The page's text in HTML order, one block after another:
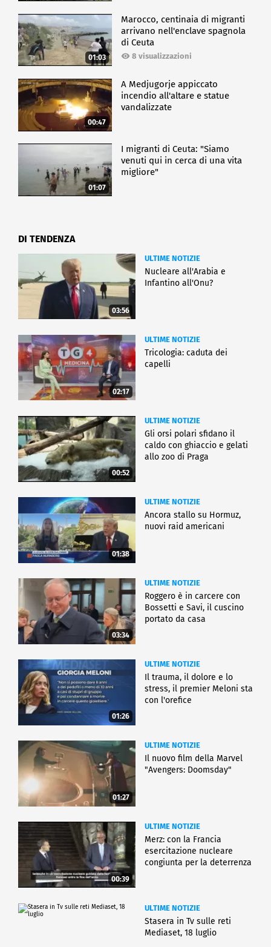
01:03
Marocco, centinaia di migranti
arrivano nell'enclave spagnola
di Ceuta
8 visualizzazioni
00:47
A Medjugorje appiccato
incendio all'altare e statue
vandalizzate
01:07
I migranti di Ceuta: "Siamo
venuti qui in cerca di una vita
migliore"
DI TENDENZA
03:56
ULTIME NOTIZIE
Nucleare all'Arabia e
Infantino all'Onu?
02:17
ULTIME NOTIZIE
Tricologia: caduta dei
capelli
00:52
ULTIME NOTIZIE
Gli orsi polari sfidano il
caldo con ghiaccio e gelati
allo zoo di Praga
01:38
ULTIME NOTIZIE
Ancora stallo su Hormuz,
nuovi raid americani
03:34
ULTIME NOTIZIE
Roggero è in carcere con
Bossetti e Savi, il cuscino
portato da casa
01:26
ULTIME NOTIZIE
Il trauma, il dolore e lo
stress, il premier Meloni sta
con l'orefice
01:27
ULTIME NOTIZIE
Il nuovo film della Marvel
"Avengers: Doomsday"
00:39
ULTIME NOTIZIE
Merz: con la Francia
esercitazione nucleare
congiunta per la deterrenza
ULTIME NOTIZIE
Stasera in Tv sulle reti
Mediaset, 18 luglio